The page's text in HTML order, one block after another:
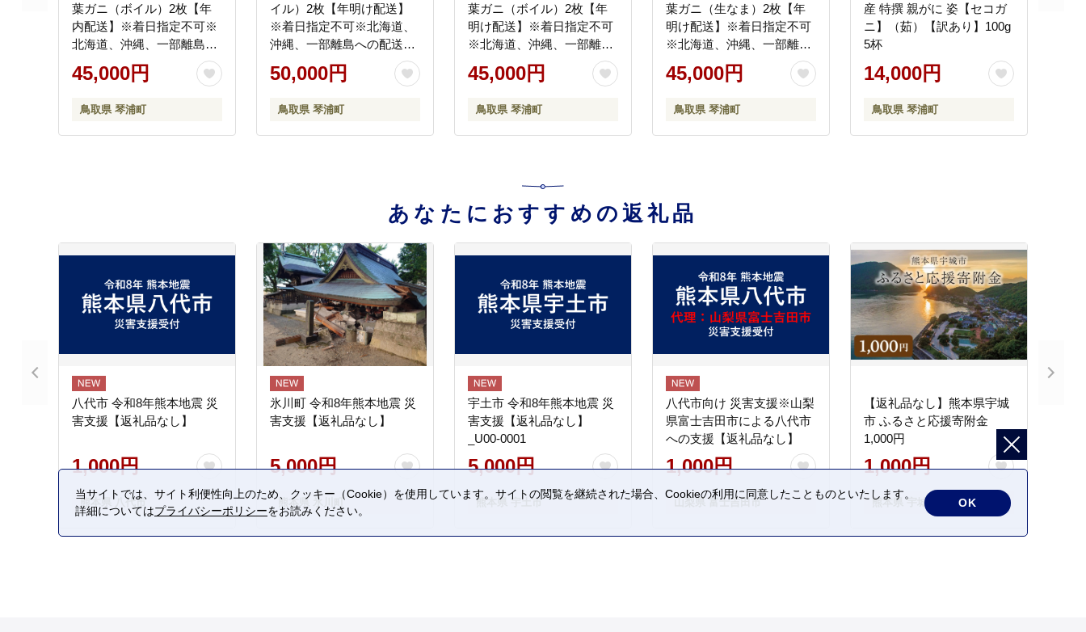
葉ガニ（ボイル）2枚【年
内配送】※着日指定不可※
北海道、沖縄、一部離島へ
の配送不可《ずわいがに
かに カニ 蟹》
45,000円
鳥取県 琴浦町
イル）2枚【年明け配送】
※着日指定不可※北海道、
沖縄、一部離島への配送不
可《ずわいがに かに カ
ニ 蟹 正体》
50,000円
鳥取県 琴浦町
葉ガニ（ボイル）2枚【年
明け配送】※着日指定不可
※北海道、沖縄、一部離島
への配送不可《ずわいが
に かに カニ 蟹》
45,000円
鳥取県 琴浦町
葉ガニ（生なま）2枚【年
明け配送】※着日指定不可
※北海道、沖縄、一部離島
への配送不可《ずわいが
に かに カニ 蟹》
45,000円
鳥取県 琴浦町
産 特撰 親がに 姿【セコガ
ニ】（茹）【訳あり】100g
5杯
14,000円
鳥取県 琴浦町
あなたにおすすめの返礼品
八代市 令和8年熊本地震 災
害支援【返礼品なし】
1,000円
熊本県 八代市
氷川町 令和8年熊本地震 災
害支援【返礼品なし】
5,000円
熊本県 氷川町
宇土市 令和8年熊本地震 災
害支援【返礼品なし】
_U00-0001
5,000円
熊本県 宇土市
八代市向け 災害支援※山梨
県富士吉田市による八代市
への支援【返礼品なし】
1,000円
山梨県 富士吉田市
【返礼品なし】熊本県宇城
市 ふるさと応援寄附金
1,000円
1,000円
熊本県 宇城市
当サイトでは、サイト利便性向上のため、クッキー（Cookie）を使用しています。サイトの閲覧を継続された場合、Cookieの利用に同意したことものといたします。
詳細についてはプライバシーポリシーをお読みください。
OK